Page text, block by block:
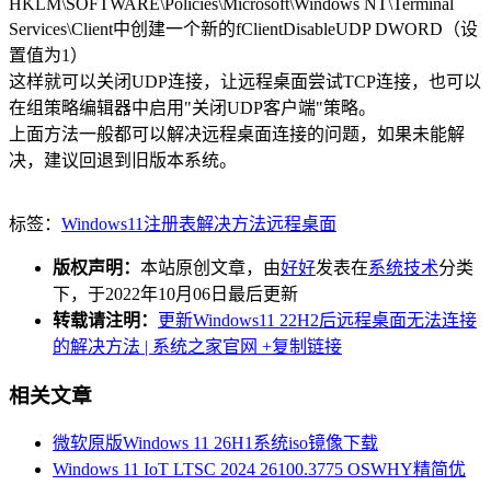
HKLM\SOFTWARE\Policies\Microsoft\Windows NT\Terminal
Services\Client中创建一个新的fClientDisableUDP DWORD（设
置值为1）
这样就可以关闭UDP连接，让远程桌面尝试TCP连接，也可以
在组策略编辑器中启用"关闭UDP客户端"策略。
上面方法一般都可以解决远程桌面连接的问题，如果未能解
决，建议回退到旧版本系统。
标签： Windows11注册表解决方法远程桌面
版权声明： 本站原创文章，由好好发表在系统技术分类
下，于2022年10月06日最后更新
转载请注明：
更新Windows11 22H2后远程桌面无法连接
的解决方法 | 系统之家官网 +复制链接
相关文章
微软原版Windows 11 26H1系统iso镜像下载
Windows 11 IoT LTSC 2024 26100.3775 OSWHY精简优